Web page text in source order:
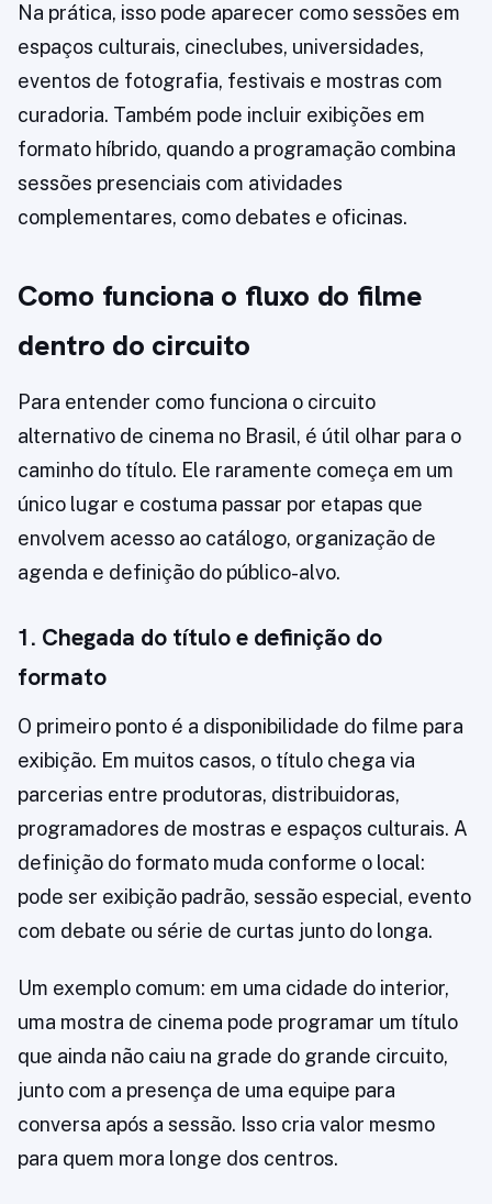
Na prática, isso pode aparecer como sessões em
espaços culturais, cineclubes, universidades,
eventos de fotografia, festivais e mostras com
curadoria. Também pode incluir exibições em
formato híbrido, quando a programação combina
sessões presenciais com atividades
complementares, como debates e oficinas.
Como funciona o fluxo do filme
dentro do circuito
Para entender como funciona o circuito
alternativo de cinema no Brasil, é útil olhar para o
caminho do título. Ele raramente começa em um
único lugar e costuma passar por etapas que
envolvem acesso ao catálogo, organização de
agenda e definição do público-alvo.
1. Chegada do título e definição do
formato
O primeiro ponto é a disponibilidade do filme para
exibição. Em muitos casos, o título chega via
parcerias entre produtoras, distribuidoras,
programadores de mostras e espaços culturais. A
definição do formato muda conforme o local:
pode ser exibição padrão, sessão especial, evento
com debate ou série de curtas junto do longa.
Um exemplo comum: em uma cidade do interior,
uma mostra de cinema pode programar um título
que ainda não caiu na grade do grande circuito,
junto com a presença de uma equipe para
conversa após a sessão. Isso cria valor mesmo
para quem mora longe dos centros.